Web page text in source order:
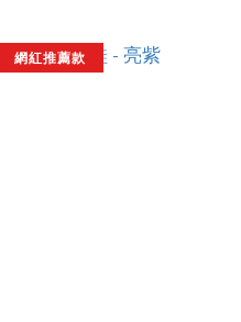
網紅推薦款